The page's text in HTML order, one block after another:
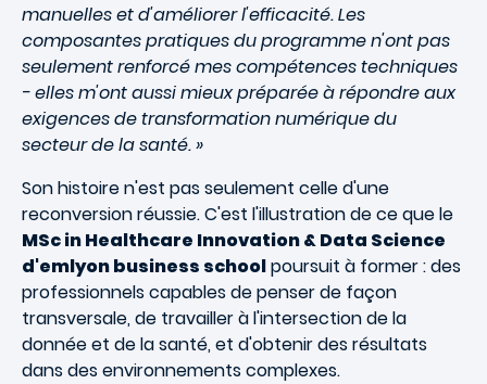
manuelles et d'améliorer l'efficacité. Les
composantes pratiques du programme n'ont pas
seulement renforcé mes compétences techniques
- elles m'ont aussi mieux préparée à répondre aux
exigences de transformation numérique du
secteur de la santé. »
Son histoire n'est pas seulement celle d'une
reconversion réussie. C'est l'illustration de ce que le
MSc in Healthcare Innovation & Data Science
d'emlyon business schoolpoursuit à former : des
professionnels capables de penser de façon
transversale, de travailler à l'intersection de la
donnée et de la santé, et d'obtenir des résultats
dans des environnements complexes.